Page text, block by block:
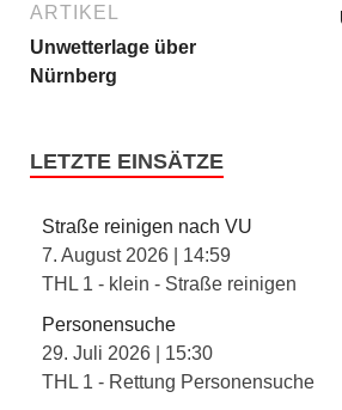
ARTIKEL
Unwetterlage über
Nürnberg
LETZTE EINSÄTZE
Straße reinigen nach VU
7. August 2026
14:59
THL 1 - klein - Straße reinigen
Personensuche
29. Juli 2026
15:30
THL 1 - Rettung Personensuche